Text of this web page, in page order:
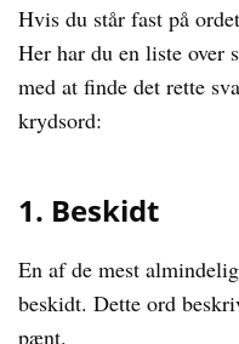
Hvis du står fast på
Her har du en liste over
med at finde det rette
krydsord:
1. Beskidt
En af de mest
beskidt. Dette ord
pænt.